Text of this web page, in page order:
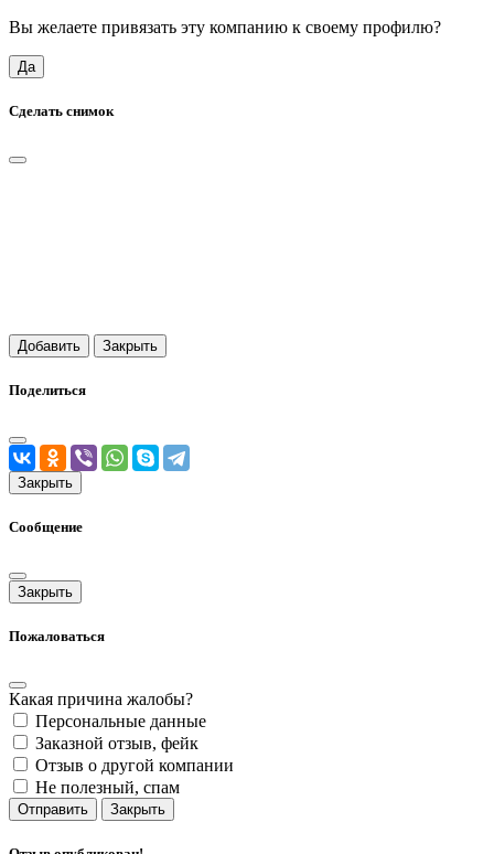
Вы желаете привязать эту компанию к своему профилю?
Да
Сделать снимок
Добавить Закрыть
Поделиться
Закрыть
Сообщение
Закрыть
Пожаловаться
Какая причина жалобы?
Персональные данные
Заказной отзыв, фейк
Отзыв о другой компании
Не полезный, спам
Отправить Закрыть